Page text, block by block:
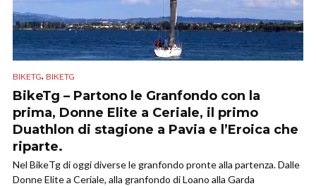
BIKETG, BIKETG
BikeTg – Partono le Granfondo con la
prima, Donne Elite a Ceriale, il primo
Duathlon di stagione a Pavia e l’Eroica che
riparte.
Nel BikeTg di oggi diverse le granfondo pronte alla partenza. Dalle
Donne Elite a Ceriale, alla granfondo di Loano alla Garda